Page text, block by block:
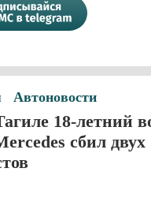
Автоновости
18-летний
сбил двух